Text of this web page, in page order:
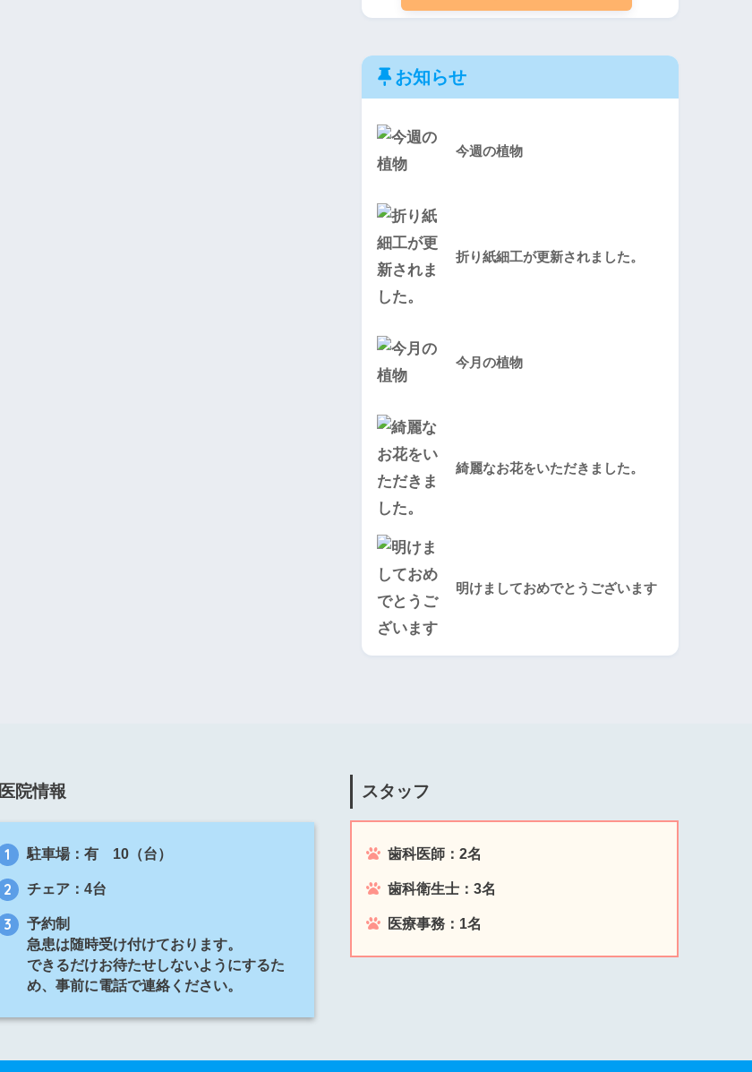
お知らせ
今週の植物
折り紙細工が更新されました。
今月の植物
綺麗なお花をいただきました。
明けましておめでとうございます
医院情報
駐車場：有 10（台）
チェア：4台
予約制
急患は随時受け付けております。
できるだけお待たせしないようにするた
め、事前に電話で連絡ください。
スタッフ
歯科医師：2名
歯科衛生士：3名
医療事務：1名